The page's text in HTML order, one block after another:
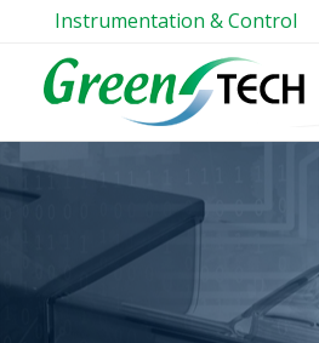
Instrumentation & Control